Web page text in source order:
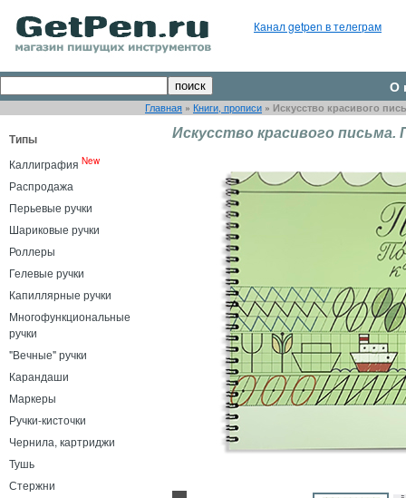
Канал getpen в телеграм
О
Главная » Книги, прописи » Искусство красивого
Типы
Каллиграфия New
Распродажа
Перьевые ручки
Шариковые ручки
Роллеры
Гелевые ручки
Капиллярные ручки
Многофункциональные
ручки
"Вечные" ручки
Карандаши
Маркеры
Ручки-кисточки
Чернила, картриджи
Тушь
Стержни
Искусство красивого